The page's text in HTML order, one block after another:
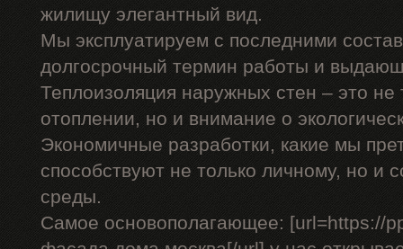
жилищу элегантный вид.
Мы эксплуатируем с последними
долгосрочный термин работы и
Теплоизоляция наружных стен – это
отоплении, но и внимание о
Экономичные разработки, какие мы
способствуют не только личному, но и
среды.
Самое основополагающее: [url=https://